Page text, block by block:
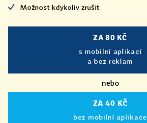
Možnost kdykoliv zrušit
ZA 80 KČ
s mobilní aplikací
a bez reklam
nebo
ZA 40 KČ
bez mobilní aplikace